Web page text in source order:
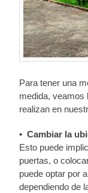
Para tener una
medida, veamos
realizan en
• Cambiar la
Esto puede
puertas, o
puede optar por
dependiendo de